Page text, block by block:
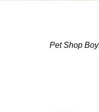
Pet Shop